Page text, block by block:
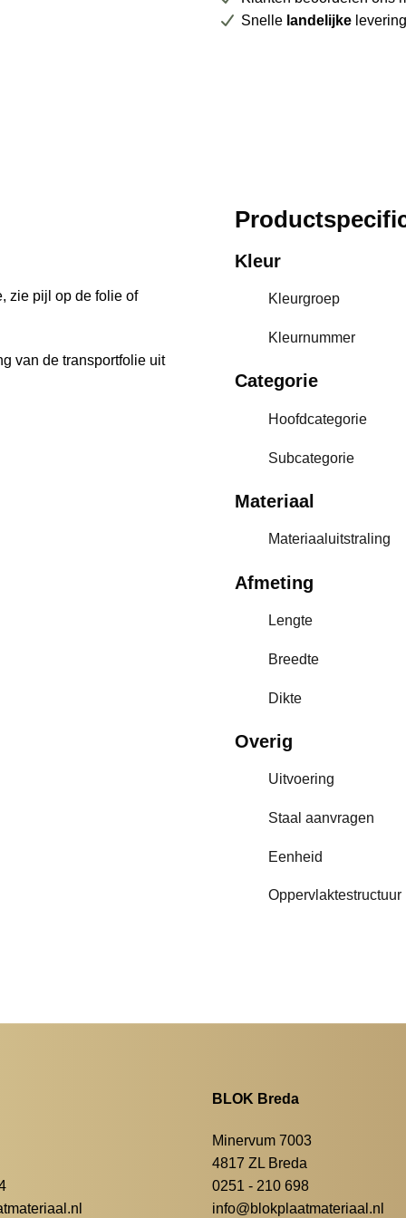
Snelle landelijke levering
zie pijl op de folie of
van de transportfolie uit
Kleur
Kleurgroep
Kleurnummer
Categorie
Hoofdcategorie
Subcategorie
Materiaal
Materiaaluitstraling
Afmeting
Lengte
Breedte
Dikte
Overig
Uitvoering
Staal aanvragen
Eenheid
Oppervlaktestructuur
BLOK Breda
Minervum 7003
4817 ZL Breda
0251 - 210 698
info@blokplaatmateriaal.nl